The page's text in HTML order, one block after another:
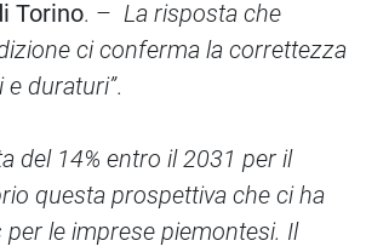
Torino. – La risposta che
ci conferma la correttezza
duraturi”.
del 14% entro il 2031 per il
questa prospettiva che ci ha
le imprese piemontesi. Il